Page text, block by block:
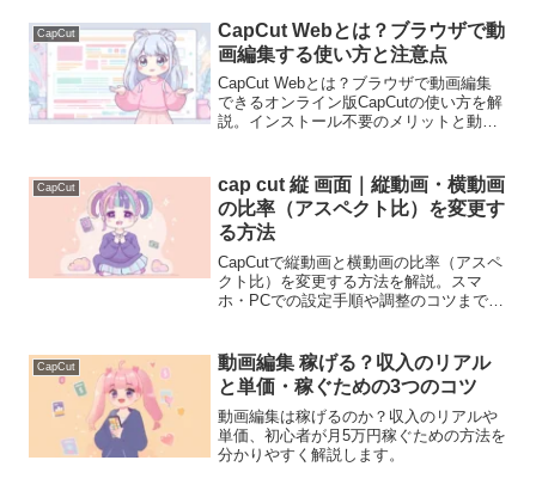
CapCut
CapCut Webとは？ブラウザで動
画編集する使い方と注意点
CapCut Webとは？ブラウザで動画編集
できるオンライン版CapCutの使い方を解
説。インストール不要のメリットと動作
CapCut
cap cut 縦 画面｜縦動画・横動画
の比率（アスペクト比）を変更す
る方法
CapCutで縦動画と横動画の比率（アスペ
クト比）を変更する方法を解説。スマ
ホ・PCでの設定手順や調整のコツまで分
CapCut
動画編集 稼げる？収入のリアル
と単価・稼ぐための3つのコツ
動画編集は稼げるのか？収入のリアルや
単価、初心者が月5万円稼ぐための方法を
分かりやすく解説します。